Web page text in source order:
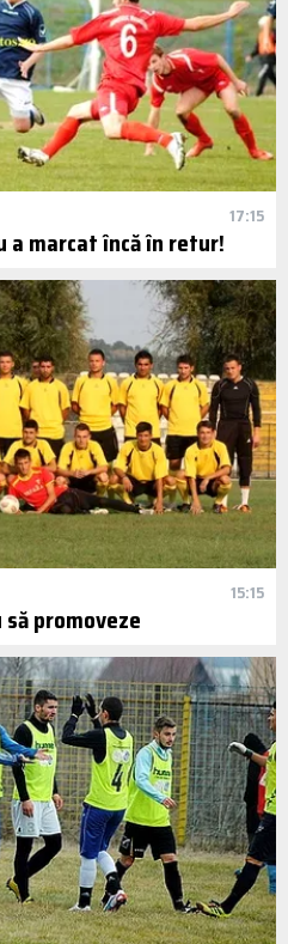
17:15
a marcat încă în retur!
15:15
promoveze